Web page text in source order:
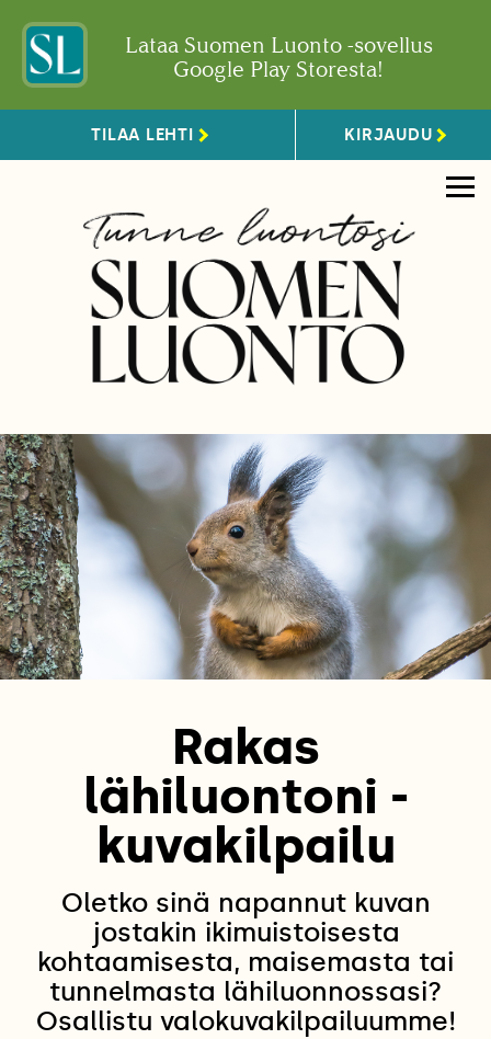
Lataa Suomen Luonto -sovellus
Google Play Storesta!
TILAA LEHTI KIRJAUDU
Rakas
lähiluontoni -
kuvakilpailu
Oletko sinä napannut kuvan
jostakin ikimuistoisesta
kohtaamisesta, maisemasta tai
tunnelmasta lähiluonnossasi?
Osallistu valokuvakilpailuumme!